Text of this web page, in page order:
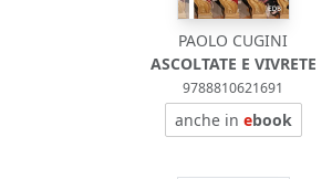
PAOLO CUGINI
ASCOLTATE E VIVRETE
9788810621691
anche in ebook